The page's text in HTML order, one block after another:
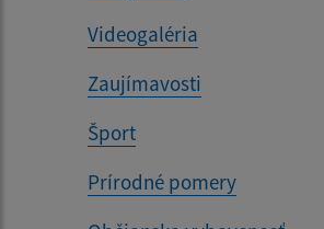
Videogaléria
Zaujímavosti
Šport
Prírodné pomery